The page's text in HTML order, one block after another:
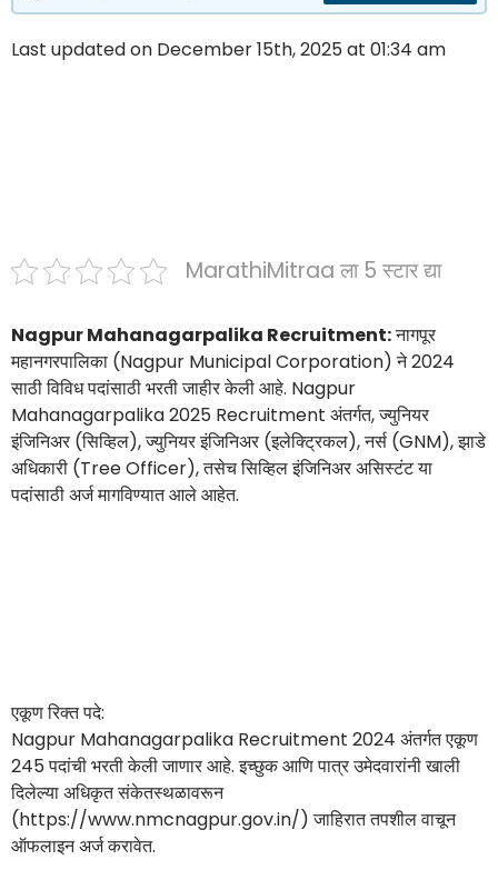
Last updated on December 15th, 2025 at 01:34 am
MarathiMitraa ला 5 स्टार द्या
Nagpur Mahanagarpalika Recruitment:नागपूर
महानगरपालिका (Nagpur Municipal Corporation) ने 2024
साठी विविध पदांसाठी भरती जाहीर केली आहे. Nagpur
Mahanagarpalika 2025 Recruitment अंतर्गत, ज्युनियर
इंजिनिअर (सिव्हिल), ज्युनियर इंजिनिअर (इलेक्ट्रिकल), नर्स (GNM), झाडे
अधिकारी (Tree Officer), तसेच सिव्हिल इंजिनिअर असिस्टंट या
पदांसाठी अर्ज मागविण्यात आले आहेत.
एकूण रिक्त पदे:
Nagpur Mahanagarpalika Recruitment 2024 अंतर्गत एकूण
245 पदांची भरती केली जाणार आहे. इच्छुक आणि पात्र उमेदवारांनी खाली
दिलेल्या अधिकृत संकेतस्थळावरून
(https://www.nmcnagpur.gov.in/) जाहिरात तपशील वाचून
ऑफलाइन अर्ज करावेत.